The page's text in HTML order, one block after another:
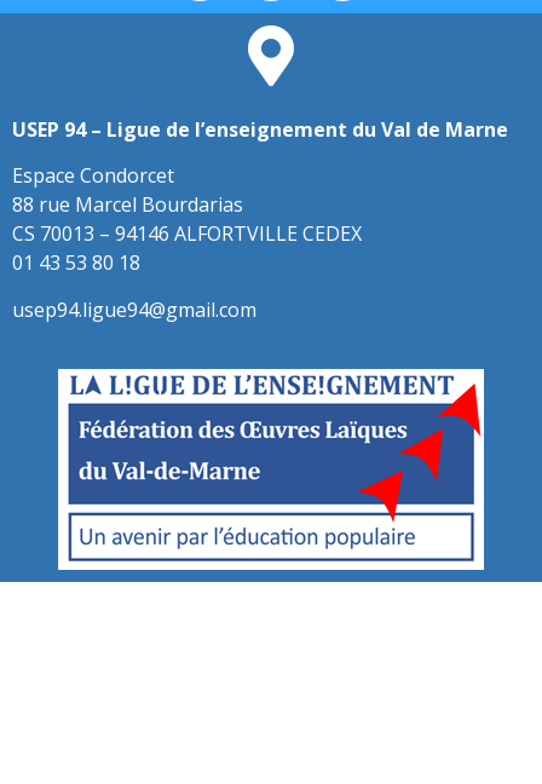
USEP 94 – Ligue de l’enseignement du Val de Marne
Espace Condorcet
88 rue Marcel Bourdarias
CS 70013 – 94146 ALFORTVILLE CEDEX
01 43 53 80 18
usep94.ligue94@gmail.com